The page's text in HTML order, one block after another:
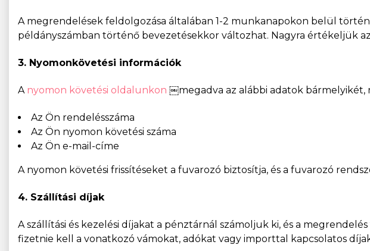
A megrendelések feldolgozása általában 1-2 munkanapokon belül
példányszámban történő bevezetésekkor változhat. Nagyra értékeljük
3. Nyomonkövetési információk
A nyomon követési oldalunkon ￼megadva az alábbi adatok
Az Ön rendelésszáma
Az Ön nyomon követési száma
Az Ön e-mail-címe
A nyomon követési frissítéseket a fuvarozó biztosítja, és a fuvarozó
4. Szállítási díjak
A szállítási és kezelési díjakat a pénztárnál számoljuk ki, és a
fizetnie kell a vonatkozó vámokat, adókat vagy importtal kapcsolatos